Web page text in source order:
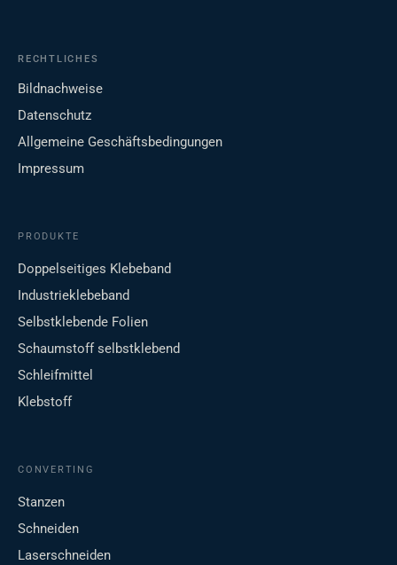
RECHTLICHES
Bildnachweise
Datenschutz
Allgemeine Geschäftsbedingungen
Impressum
PRODUKTE
Doppelseitiges Klebeband
Industrieklebeband
Selbstklebende Folien
Schaumstoff selbstklebend
Schleifmittel
Klebstoff
CONVERTING
Stanzen
Schneiden
Laserschneiden